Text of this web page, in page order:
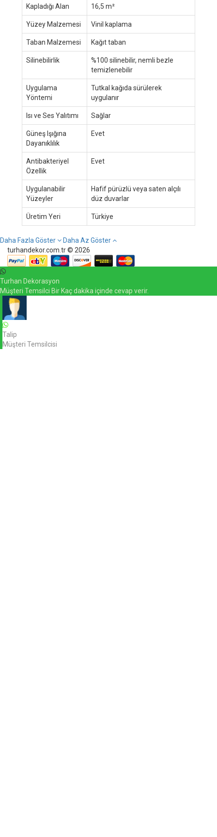
Kapladığı Alan 16,5 m²
Yüzey Malzemesi Vinil kaplama
Taban Malzemesi Kağıt taban
Silinebilirlik
%100 silinebilir, nemli bezle
temizlenebilir
Uygulama
Yöntemi
Tutkal kağıda sürülerek
uygulanır
Isı ve Ses Yalıtımı Sağlar
Güneş Işığına
Dayanıklılık
Evet
Antibakteriyel
Özellik
Evet
Uygulanabilir
Yüzeyler
Hafif pürüzlü veya saten alçılı
düz duvarlar
Üretim Yeri Türkiye
Daha Fazla Göster
Daha Az Göster
turhandekor.com.tr © 2026
Turhan Dekorasyon
Müşteri Temsilci Bir Kaç dakika içinde cevap verir.
Talip
Müşteri Temsilcisi